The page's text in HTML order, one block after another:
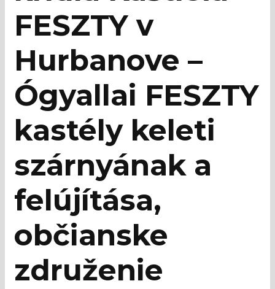
FESZTY v
Hurbanove –
Ógyallai FESZTY
kastély keleti
szárnyának a
felújítása,
občianske
združenie